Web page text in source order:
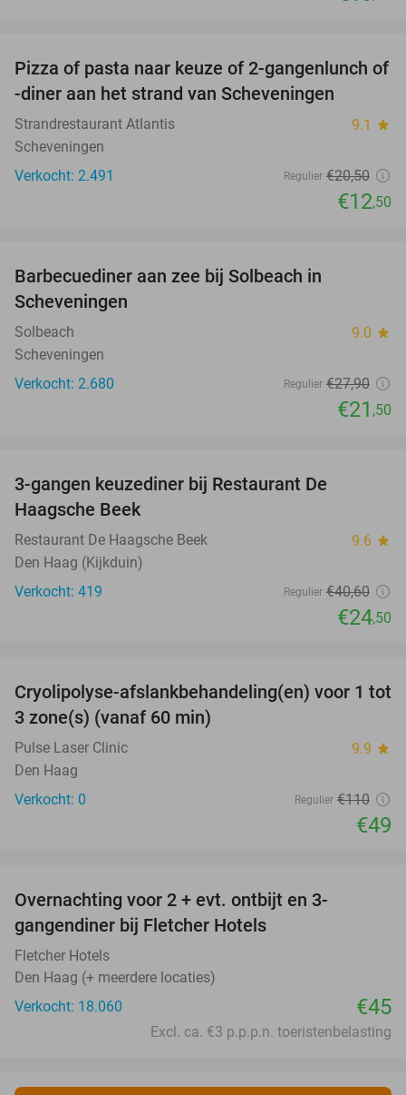
39%
Pizza of pasta naar keuze of 2-gangenlunch of
-diner aan het strand van Scheveningen
Strandrestaurant Atlantis 9.1 star
Scheveningen
Verkocht: 2.491
Regulier €20,50
€12,50
Barbecuediner aan zee bij Solbeach in
Scheveningen
Solbeach 9.0 star
Scheveningen
Verkocht: 2.680
Regulier €27,90
€21 ,50
3-gangen keuzediner bij Restaurant De
Haagsche Beek
Restaurant De Haagsche Beek 9.6 star
Den Haag (Kijkduin)
Verkocht: 419
Regulier €40,60
€24,50
55%
NEW
TODAY
Cryolipolyse-afslankbehandeling(en) voor 1 tot
3 zone(s) (vanaf 60 min)
Pulse Laser Clinic 9.9 star
Den Haag
Verkocht: 0
Regulier €110
€49
Overnachting voor 2 + evt. ontbijt en 3-
gangendiner bij Fletcher Hotels
Fletcher Hotels
Den Haag (+ meerdere locaties)
Verkocht: 18.060
€45
Excl. ca. €3 p.p.p.n. toeristenbelasting